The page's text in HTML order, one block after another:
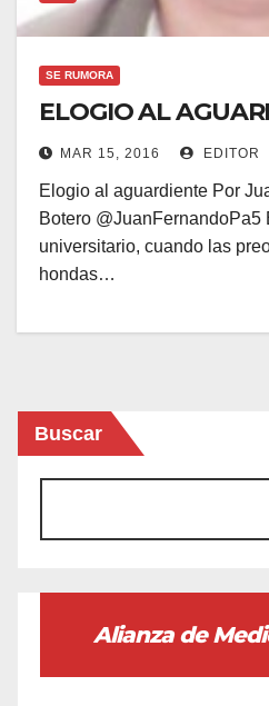
SE RUMORA
ELOGIO AL
MAR 15, 2016 EDITOR
Elogio al aguardiente Por
Botero
universitario, cuando las
hondas…
Buscar
Alianza de